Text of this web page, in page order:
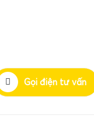
Gọi điện tư vấn